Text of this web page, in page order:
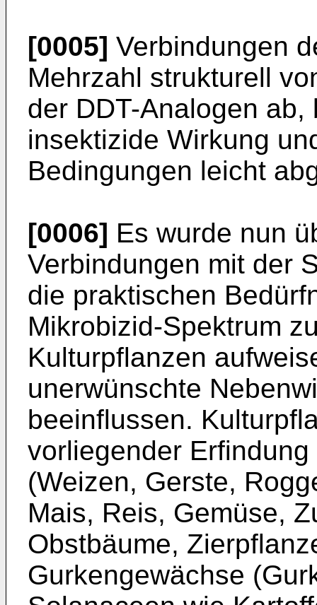
[0005] Verbindungen
Mehrzahl strukturell
der DDT-Analogen
insektizide Wirkung
Bedingungen leicht
[0006] Es wurde nun
Verbindungen mit der
die praktischen
Mikrobizid-Spektrum
Kulturpflanzen
unerwünschte
beeinflussen.
vorliegender
(Weizen, Gerste,
Mais, Reis, Gemüse,
Obstbäume,
Gurkengewächse